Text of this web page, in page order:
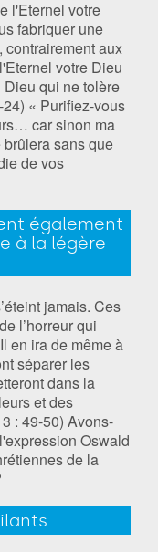
l'Eternel votre
fabriquer une
contrairement aux
votre Dieu
qui ne tolère
« Purifiez-vous
car sinon ma
sans que
de vos
également
à la légère
jamais. Ces
l’horreur qui
en ira de même à
séparer les
dans la
et des
: 49-50) Avons-
Oswald
de la